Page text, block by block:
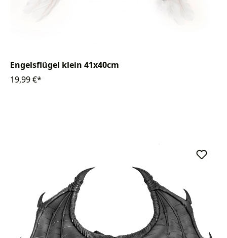
Engelsflügel klein 41x40cm
19,99 €*